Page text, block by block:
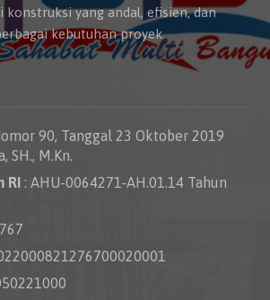
konstruksi yang andal, efisien, dan
kebutuhan proyek.
90, Tanggal 23 Oktober 2019
SH., M.Kn.
RI : AHU-0064271-AH.01.14 Tahun